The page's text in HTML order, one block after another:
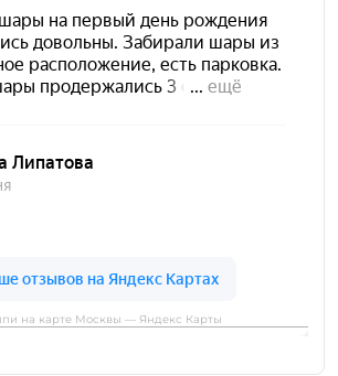
на карте Москвы — Яндекс Карты